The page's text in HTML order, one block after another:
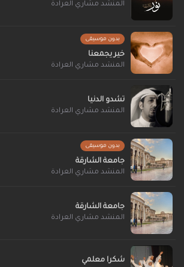
المنشد مشاري العرادة
بدون موسيقى
خير يجمعنا
المنشد مشاري العرادة
تشدو الدنيا
المنشد مشاري العرادة
بدون موسيقى
جامعة الشارقة
المنشد مشاري العرادة
جامعة الشارقة
المنشد مشاري العرادة
شكرا معلمي